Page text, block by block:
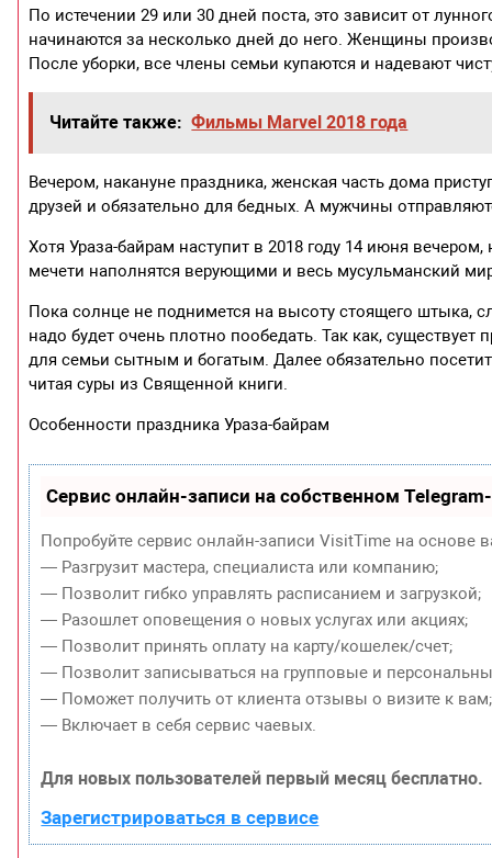
По истечении 29 или 30 дней поста, это зависит от
начинаются за несколько дней до него. Женщины
После уборки, все члены семьи купаются и надевают
Читайте также: Фильмы Marvel 2018 года
Вечером, накануне праздника, женская часть дома
друзей и обязательно для бедных. А мужчины
Хотя Ураза-байрам наступит в 2018 году 14 июня
мечети наполнятся верующими и весь мусульманский
Пока солнце не поднимется на высоту стоящего штыка,
надо будет очень плотно пообедать. Так как, существует
для семьи сытным и богатым. Далее обязательно
читая суры из Священной книги.
Особенности праздника Ураза-байрам
Сервис онлайн-записи на собственном
Попробуйте сервис онлайн-записи VisitTime на основе
— Разгрузит мастера, специалиста или компанию;
— Позволит гибко управлять расписанием и загрузкой;
— Разошлет оповещения о новых услугах или акциях;
— Позволит принять оплату на карту/кошелек/счет;
— Позволит записываться на групповые и
— Поможет получить от клиента отзывы о визите к вам;
— Включает в себя сервис чаевых.
Для новых пользователей первый месяц бесплатно.
Зарегистрироваться в сервисе